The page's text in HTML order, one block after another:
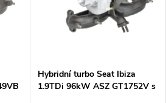
Hybridní turbo Seat Ibiza
1.9TDi 96kW ASZ GT1752V s